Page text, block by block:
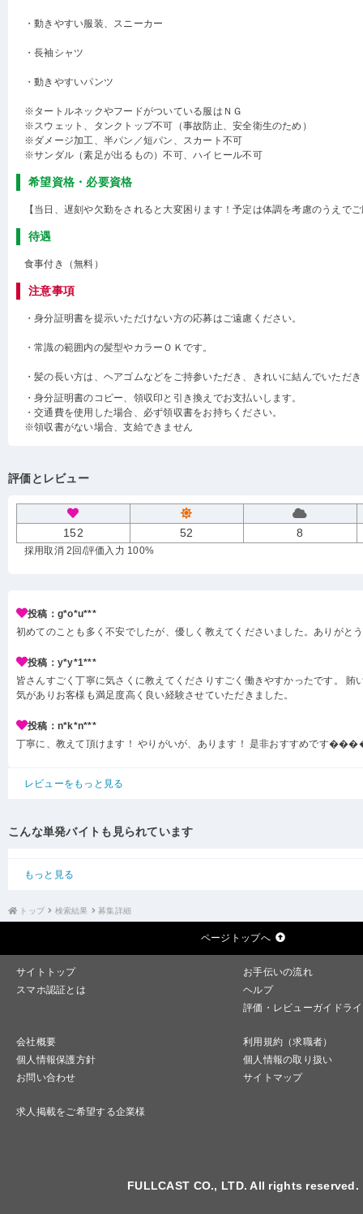
・動きやすい服装、スニーカー
・長袖シャツ
・動きやすいパンツ
※タートルネックやフードがついている服はＮＧ
※スウェット、タンクトップ不可（事故防止、安全衛生のため）
※ダメージ加工、半パン／短パン、スカート不可
※サンダル（素足が出るもの）不可、ハイヒール不可
希望資格・必要資格
【当日、遅刻や欠勤をされると大変困ります！予定は体調を考慮のうえで
待遇
食事付き（無料）
注意事項
・身分証明書を提示いただけない方の応募はご遠慮ください。
・常識の範囲内の髪型やカラーＯＫです。
・髪の長い方は、ヘアゴムなどをご持参いただき、きれいに結んでいただ
・身分証明書のコピー、領収印と引き換えでお支払いします。
・交通費を使用した場合、必ず領収書をお持ちください。
※領収書がない場合、支給できません
評価とレビュー
152 52 8
採用取消 2回 /評価入力 100%
投稿：g*o*u***
初めてのことも多く不安でしたが、優しく教えてくださいました。ありがと
投稿：y*y*1***
皆さんすごく丁寧に気さくに教えてくださりすごく働きやすかったです。 賄
気がありお客様も満足度高く良い経験させていただきました。
投稿：n*k*n***
丁寧に、教えて頂けます！ やりがいが、あります！ 是非おすすめです
レビューをもっと見る
こんな単発バイトも見られています
もっと見る
トップ 検索結果 募集詳細
ページトップへ
サイトトップ
お手伝いの流れ
スマホ認証とは
ヘルプ
評価・レビューガイドラ
会社概要
利用規約（求職者）
個人情報保護方針
個人情報の取り扱い
お問い合わせ
サイトマップ
求人掲載をご希望する企業様
FULLCAST CO., LTD. All rights reserved.